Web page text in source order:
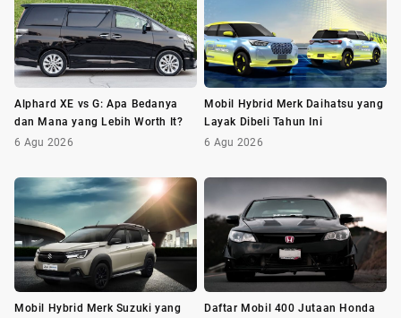
Alphard XE vs G: Apa Bedanya
dan Mana yang Lebih Worth It?
6 Agu 2026
Mobil Hybrid Merk Daihatsu yang
Layak Dibeli Tahun Ini
6 Agu 2026
Mobil Hybrid Merk Suzuki yang
Daftar Mobil 400 Jutaan Honda